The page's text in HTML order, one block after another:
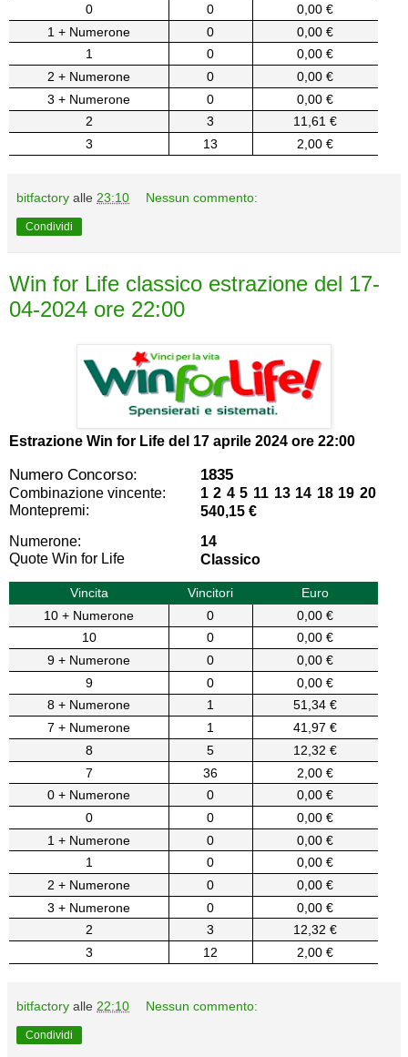
0
0
0,00 €
1 + Numerone
0
0,00 €
1
0
0,00 €
2 + Numerone
0
0,00 €
3 + Numerone
0
0,00 €
2
3
11,61 €
3
13 2,00 €
bitfactory alle 23:10 Nessun commento:
Condividi
Win for Life classico estrazione del 17-
04-2024 ore 22:00
Estrazione Win for Life del 17 aprile 2024 ore 22:00
Numero Concorso: 1835
Combinazione vincente:
1 2 4 5 11 13 14 18 19 20
Montepremi:
540,15 €
Numerone:
14
Quote Win for Life
Classico
Vincita Vincitori
Euro
10 + Numerone
0
0,00 €
10
0
0,00 €
9 + Numerone
0
0,00 €
9
0
0,00 €
8 + Numerone
1
51,34 €
7 + Numerone
1
41,97 €
8
5
12,32 €
7
36
2,00 €
0 + Numerone
0
0,00 €
0
0
0,00 €
1 + Numerone
0
0,00 €
1
0
0,00 €
2 + Numerone
0
0,00 €
3 + Numerone
0
0,00 €
2
3
12,32 €
3
12 2,00 €
bitfactory alle 22:10 Nessun commento:
Condividi